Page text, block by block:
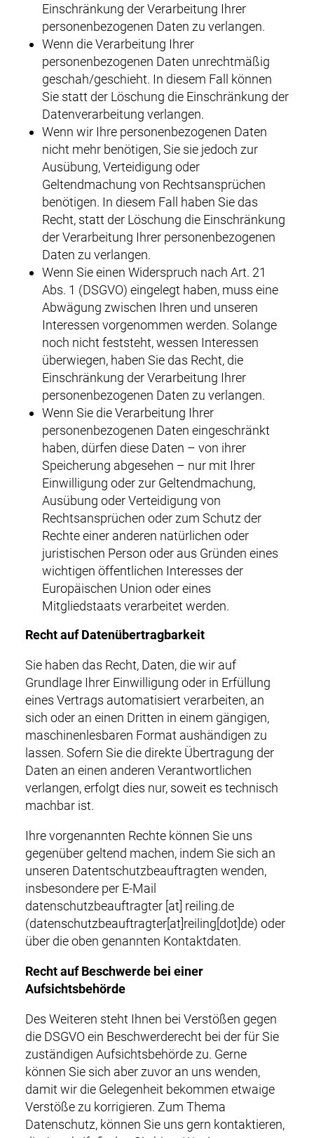
Einschränkung der Verarbeitung Ihrer
personenbezogenen Daten zu verlangen.
Wenn die Verarbeitung Ihrer
personenbezogenen Daten unrechtmäßig
geschah/geschieht. In diesem Fall können
Sie statt der Löschung die Einschränkung der
Datenverarbeitung verlangen.
Wenn wir Ihre personenbezogenen Daten
nicht mehr benötigen, Sie sie jedoch zur
Ausübung, Verteidigung oder
Geltendmachung von Rechtsansprüchen
benötigen. In diesem Fall haben Sie das
Recht, statt der Löschung die Einschränkung
der Verarbeitung Ihrer personenbezogenen
Daten zu verlangen.
Wenn Sie einen Widerspruch nach Art. 21
Abs. 1 (DSGVO) eingelegt haben, muss eine
Abwägung zwischen Ihren und unseren
Interessen vorgenommen werden. Solange
noch nicht feststeht, wessen Interessen
überwiegen, haben Sie das Recht, die
Einschränkung der Verarbeitung Ihrer
personenbezogenen Daten zu verlangen.
Wenn Sie die Verarbeitung Ihrer
personenbezogenen Daten eingeschränkt
haben, dürfen diese Daten – von ihrer
Speicherung abgesehen – nur mit Ihrer
Einwilligung oder zur Geltendmachung,
Ausübung oder Verteidigung von
Rechtsansprüchen oder zum Schutz der
Rechte einer anderen natürlichen oder
juristischen Person oder aus Gründen eines
wichtigen öffentlichen Interesses der
Europäischen Union oder eines
Mitgliedstaats verarbeitet werden.
Recht auf Datenübertragbarkeit
Sie haben das Recht, Daten, die wir auf
Grundlage Ihrer Einwilligung oder in Erfüllung
eines Vertrags automatisiert verarbeiten, an
sich oder an einen Dritten in einem gängigen,
maschinenlesbaren Format aushändigen zu
lassen. Sofern Sie die direkte Übertragung der
Daten an einen anderen Verantwortlichen
verlangen, erfolgt dies nur, soweit es technisch
machbar ist.
Ihre vorgenannten Rechte können Sie uns
gegenüber geltend machen, indem Sie sich an
unseren Datentschutzbeauftragten wenden,
insbesondere per E-Mail
datenschutzbeauftragter[at] reiling.de
(datenschutzbeauftragter[at]reiling[dot]de) oder
über die oben genannten Kontaktdaten.
Recht auf Beschwerde bei einer
Aufsichtsbehörde
Des Weiteren steht Ihnen bei Verstößen gegen
die DSGVO ein Beschwerderecht bei der für Sie
zuständigen Aufsichtsbehörde zu. Gerne
können Sie sich aber zuvor an uns wenden,
damit wir die Gelegenheit bekommen etwaige
Verstöße zu korrigieren. Zum Thema
Datenschutz, können Sie uns gern kontaktieren,